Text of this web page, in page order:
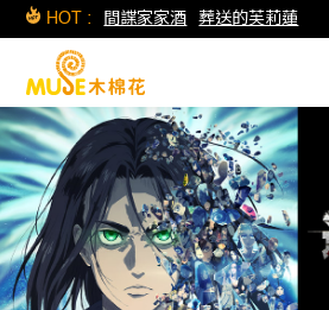
HOT : 間諜家家酒 葬送的芙莉蓮